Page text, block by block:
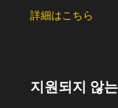
詳細はこちら
지원되지 않